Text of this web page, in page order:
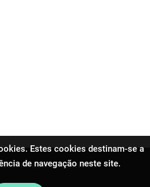
Estes cookies destinam-se a
de navegação neste site.
los derechos reservados